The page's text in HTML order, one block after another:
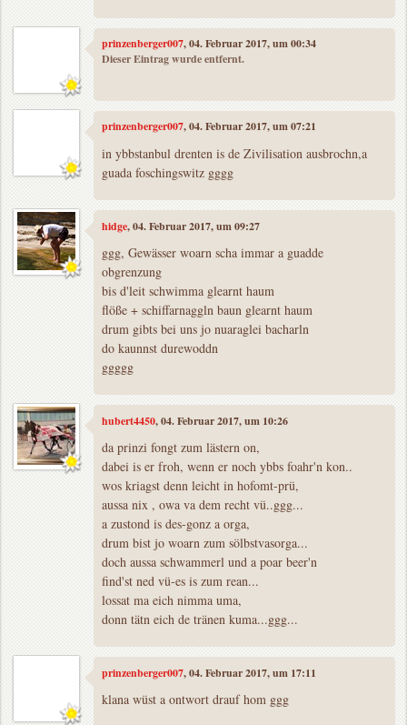
prinzenberger007, 04. Februar 2017, um 00:34
Dieser Eintrag wurde entfernt.
prinzenberger007, 04. Februar 2017, um 07:21
in ybbstanbul drenten is de Zivilisation ausbrochn,a
guada foschingswitz gggg
hidge, 04. Februar 2017, um 09:27
ggg, Gewässer woarn scha immar a guadde
obgrenzung
bis d'leit schwimma glearnt haum
flöße + schiffarnaggln baun glearnt haum
drum gibts bei uns jo nuaraglei bacharln
do kaunnst durewoddn
ggggg
hubert4450, 04. Februar 2017, um 10:26
da prinzi fongt zum lästern on,
dabei is er froh, wenn er noch ybbs foahr'n kon..
wos kriagst denn leicht in hofomt-prü,
aussa nix , owa va dem recht vü..ggg...
a zustond is des-gonz a orga,
drum bist jo woarn zum sölbstvasorga...
doch aussa schwammerl und a poar beer'n
find'st ned vü-es is zum rean...
lossat ma eich nimma uma,
donn tätn eich de tränen kuma...ggg...
prinzenberger007, 04. Februar 2017, um 17:11
klana wüst a ontwort drauf hom ggg